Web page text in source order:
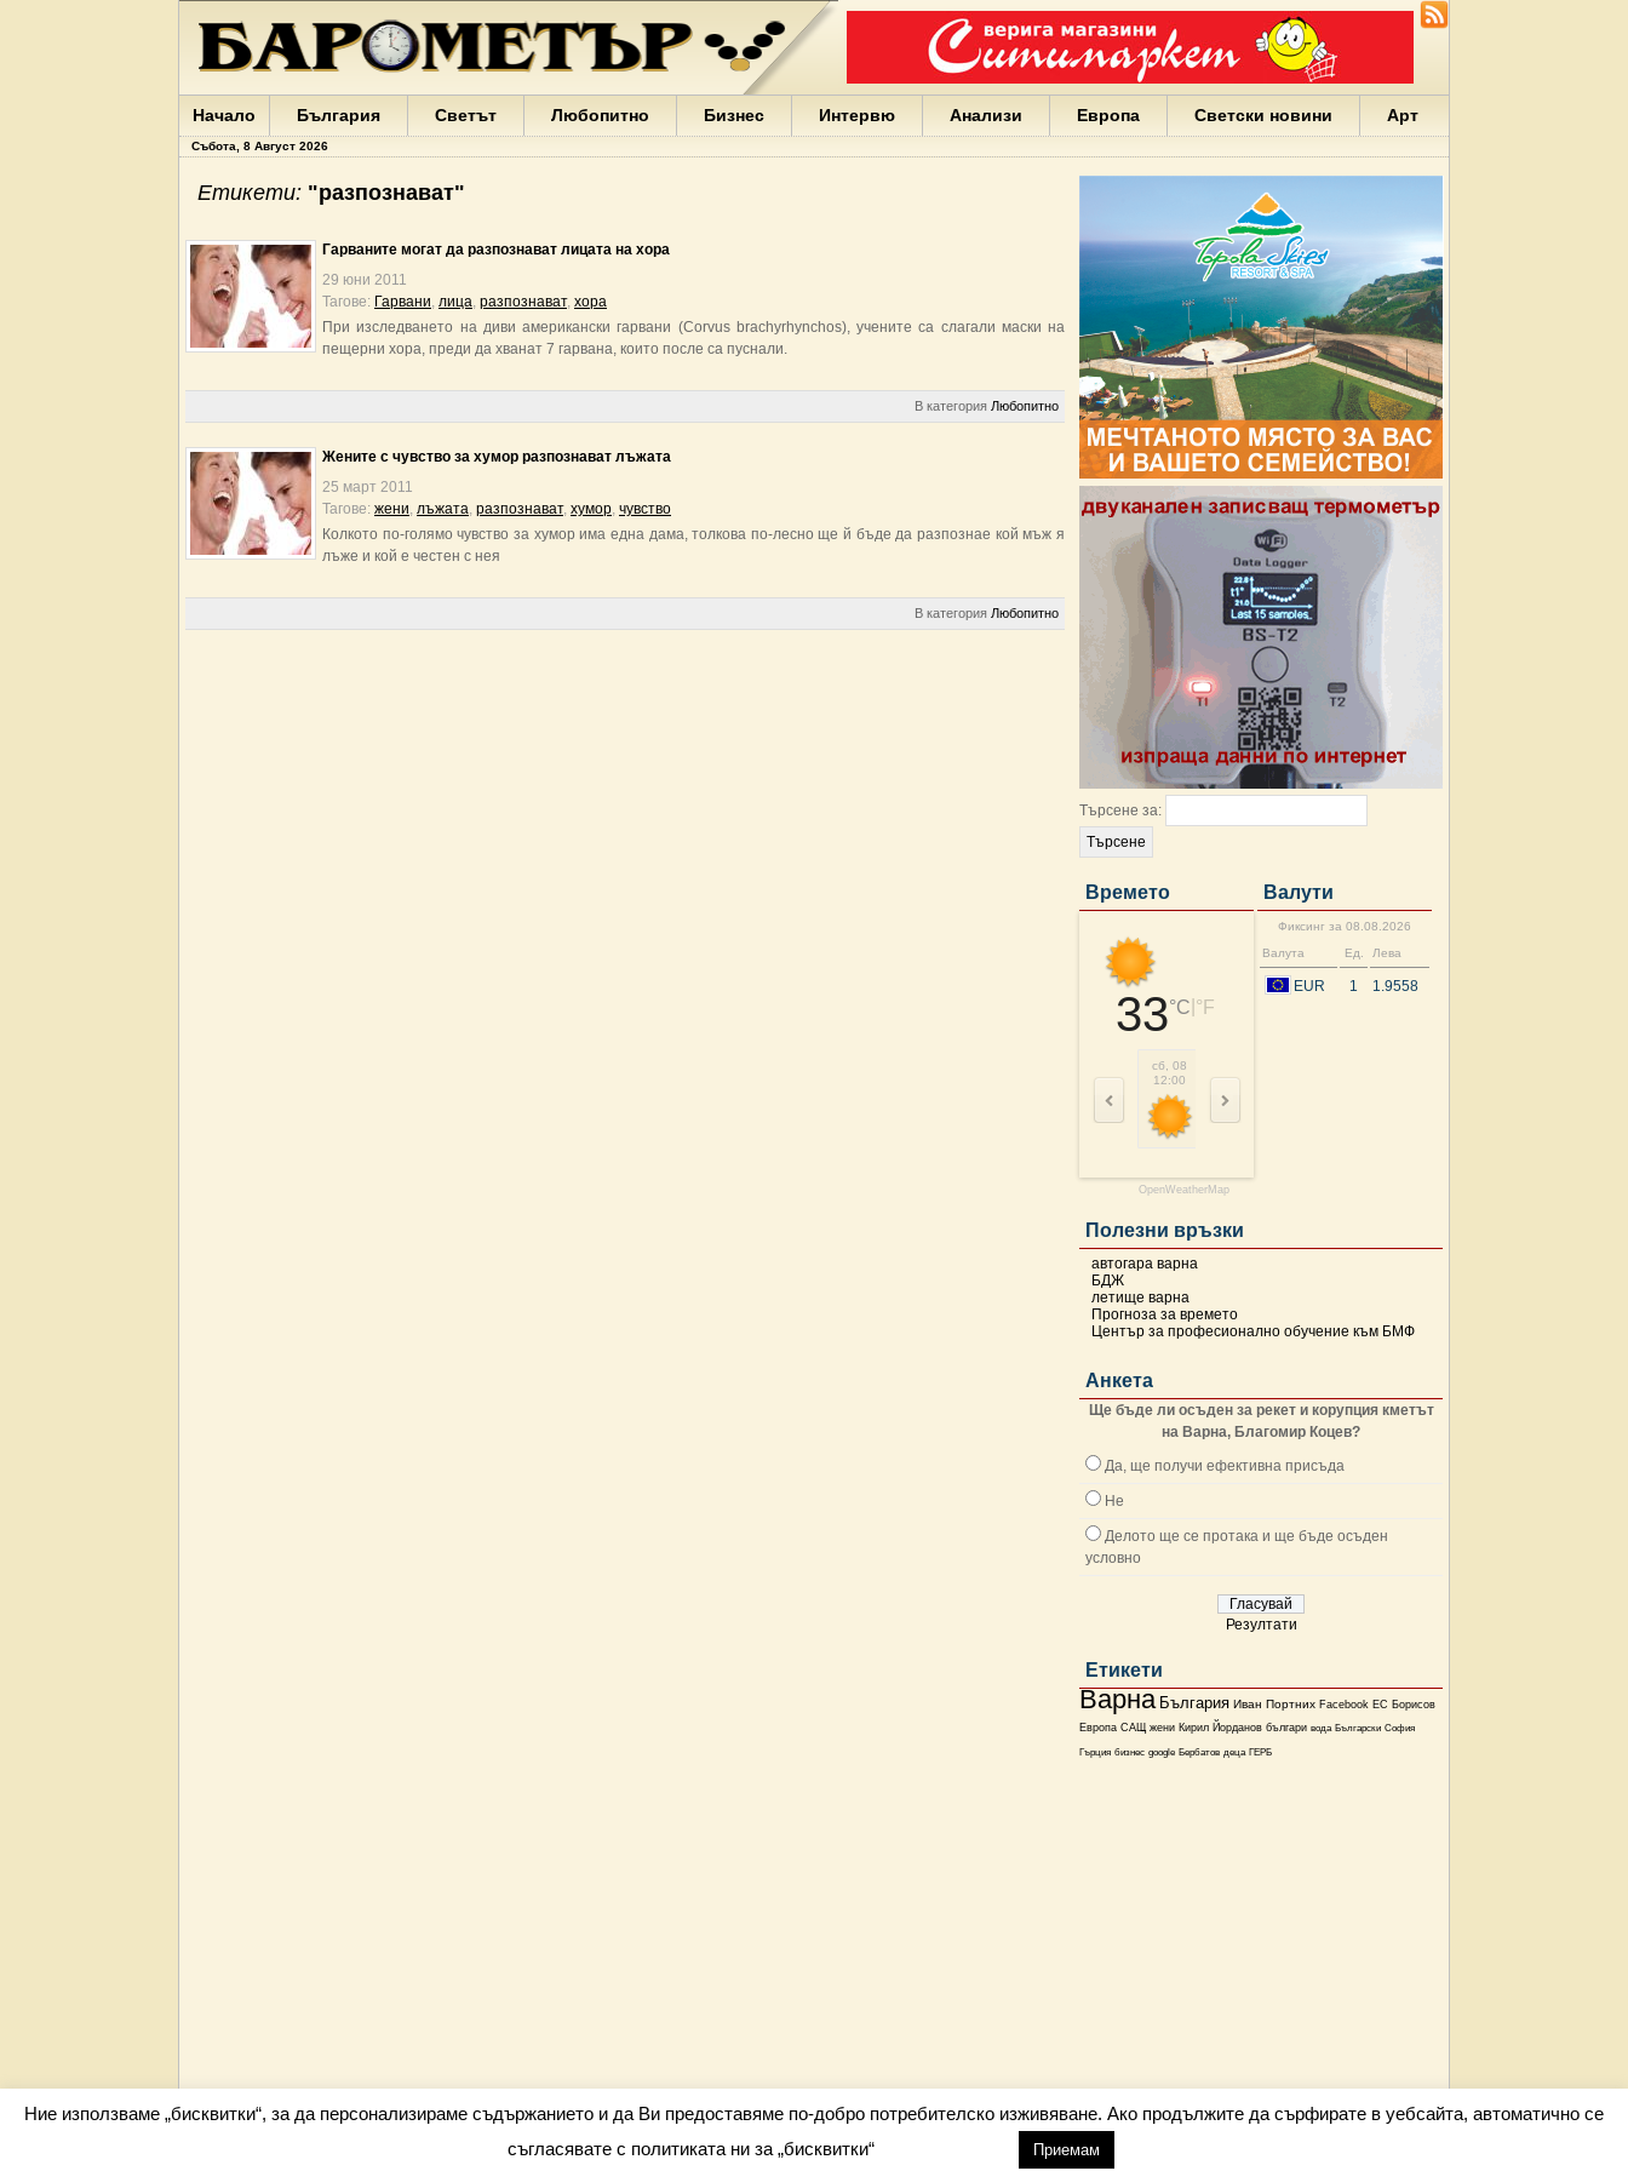
Варна
България
Портних
Facebook
ЕС
Борисов
Европа
Български
София
google
деца
Начало България Светът Любопитно Бизнес Интервю Анализи Европа Светски новини Арт
Събота, 8 Август 2026
Търсене за:
Времето
33°C °F
сб, 08
12:00
15:00
OpenWeatherMap
Валути
Фиксинг за 08.08.2026
Валута
Ед. Лева
EUR 1 1.9558
Полезни връзки
автогара варна
БДЖ
летище варна
Прогноза за времето
Център за професионално обучение към БМФ
Анкета
Ще бъде ли осъден за рекет и корупция кметът
на Варна, Благомир Коцев?
Да, ще получи ефективна присъда
Не
Делото ще се протака и ще бъде осъден
условно
Резултати
Етикети
Варна България Иван Портних Facebook ЕС Борисов
Европа САЩ жени Кирил Йорданов българи вода Български София
Гърция бизнес google Бербатов деца ГЕРБ
Етикети: "разпознават"
Гарваните могат да разпознават лицата на хора
29 юни 2011
Тагове: Гарвани, лица, разпознават, хора
При изследването на диви американски гарвани (Corvus brachyrhynchos), учените са слагали маски на
пещерни хора, преди да хванат 7 гарвана, които после са пуснали.
В категория Любопитно
Жените с чувство за хумор разпознават лъжата
25 март 2011
Тагове: жени, лъжата, разпознават, хумор, чувство
Колкото по-голямо чувство за хумор има една дама, толкова по-лесно ще й бъде да разпознае кой мъж я
лъже и кой е честен с нея
В категория Любопитно
Всички права запазени barometar.net © 2026 info@barometar.net
Ние използваме „бисквитки“, за да персонализираме съдържанието и да Ви предоставяме по-добро потребителско изживяване. Ако продължите да сърфирате в уебсайта, автоматично се
съгласявате с политиката ни за „бисквитки“
Приемам